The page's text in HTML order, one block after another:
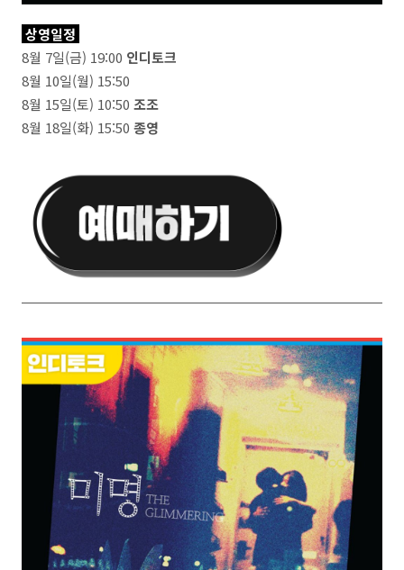
상영일정
8월 7일(금) 19:00 인디토크
8월 10일(월) 15:50
8월 15일(토) 10:50 조조
8월 18일(화) 15:50 종영